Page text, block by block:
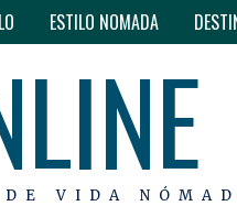
ESTILO NOMADA
VIDA